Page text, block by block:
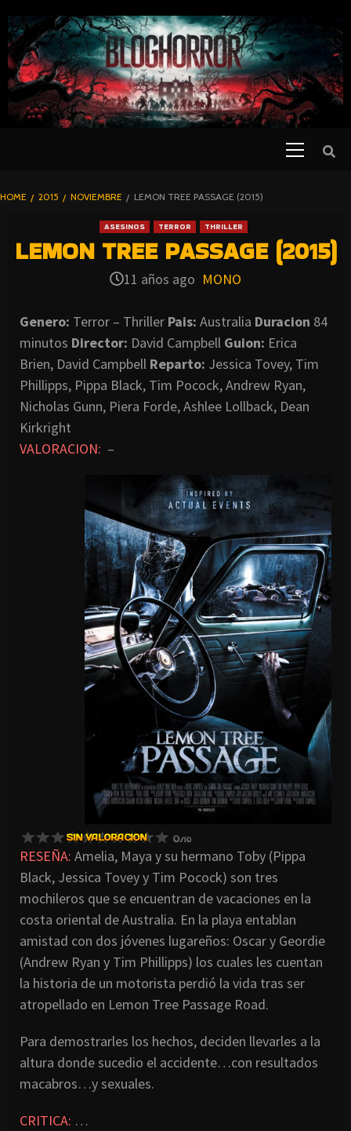
TO
CONTENT
BLOGHORROR
HOME 2015 NOVIEMBRE LEMON TREE PASSAGE (2015)
ASESINOS TERROR THRILLER
LEMON TREE PASSAGE (2015)
11 años ago MONO
Genero: Terror – Thriller Pais: Australia Duracion 84
minutos Director: David Campbell Guion: Erica
Brien, David Campbell Reparto: Jessica Tovey, Tim
Phillipps, Pippa Black, Tim Pocock, Andrew Ryan,
Nicholas Gunn, Piera Forde, Ashlee Lollback, Dean
Kirkright
VALORACION: –
RESEÑA: Amelia, Maya y su hermano Toby (Pippa
Black, Jessica Tovey y Tim Pocock) son tres
mochileros que se encuentran de vacaciones en la
costa oriental de Australia. En la playa entablan
amistad con dos jóvenes lugareños: Oscar y Geordie
(Andrew Ryan y Tim Phillipps) los cuales les cuentan
la historia de un motorista perdió la vida tras ser
atropellado en Lemon Tree Passage Road.
Para demostrarles los hechos, deciden llevarles a la
altura donde sucedio el accidente…con resultados
macabros…y sexuales.
CRITICA: …